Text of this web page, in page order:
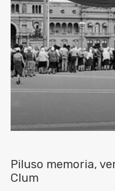
Piluso memoria,
Clum